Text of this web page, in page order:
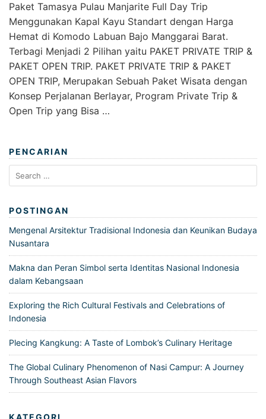
Paket Tamasya Pulau Manjarite Full Day Trip
Menggunakan Kapal Kayu Standart dengan Harga
Hemat di Komodo Labuan Bajo Manggarai Barat.
Terbagi Menjadi 2 Pilihan yaitu PAKET PRIVATE TRIP &
PAKET OPEN TRIP. PAKET PRIVATE TRIP & PAKET
OPEN TRIP, Merupakan Sebuah Paket Wisata dengan
Konsep Perjalanan Berlayar, Program Private Trip &
Open Trip yang Bisa …
PENCARIAN
Search
for:
POSTINGAN
Mengenal Arsitektur Tradisional Indonesia dan Keunikan Budaya
Nusantara
Makna dan Peran Simbol serta Identitas Nasional Indonesia
dalam Kebangsaan
Exploring the Rich Cultural Festivals and Celebrations of
Indonesia
Plecing Kangkung: A Taste of Lombok’s Culinary Heritage
The Global Culinary Phenomenon of Nasi Campur: A Journey
Through Southeast Asian Flavors